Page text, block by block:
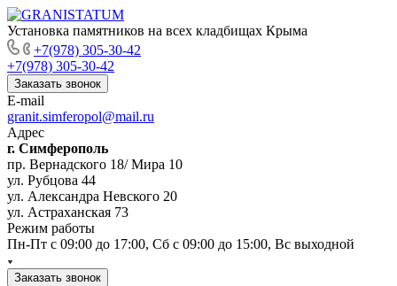
Установка памятников на всех кладбищах Крыма
+7(978) 305-30-42
+7(978) 305-30-42
Заказать звонок
E-mail
granit.simferopol@mail.ru
Адрес
г. Симферополь
пр. Вернадского 18/ Мира 10
ул. Рубцова 44
ул. Александра Невского 20
ул. Астраханская 73
Режим работы
Пн-Пт с 09:00 до 17:00, Сб с 09:00 до 15:00, Вс выходной
Заказать звонок